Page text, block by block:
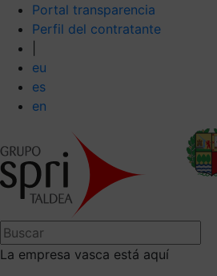
Portal transparencia
Perfil del contratante
eu
es
en
La empresa vasca está aquí